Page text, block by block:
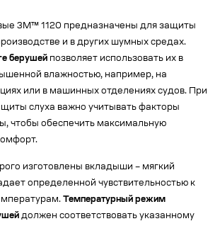
3M™ 1120 предназначены для защиты
и в других шумных средах.
берушей позволяет использовать их в
влажностью, например, на
или в машинных отделениях судов. При
слуха важно учитывать факторы
чтобы обеспечить максимальную
изготовлены вкладыши – мягкий
определенной чувствительностью к
Температурный режим
должен соответствовать указанному